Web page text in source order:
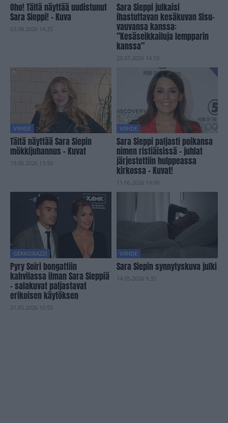
Oho! Tältä näyttää uudistunut
Sara Sieppi! – Kuva
03.08.2026 14.25
Sara Sieppi julkaisi
ihastuttavan kesäkuvan Sisu-
vauvansa kanssa:
”Kesäseikkailuja lempparin
kanssa”
20.07.2026 14.10
VIIHDE
Tältä näyttää Sara Siepin
mökkijuhannus – Kuvat
19.06.2026 13.50
VIIHDE
Sara Sieppi paljasti poikansa
nimen ristiäisissä – juhlat
järjestettiin hulppeassa
kirkossa – Kuvat!
11.06.2026 19.00
GEKKORAZZI
Pyry Soiri bongattiin
kahvilassa ilman Sara Sieppiä
– salakuvat paljastavat
erikoisen käytöksen
21.05.2026 10.55
VIIHDE
Sara Siepin synnytyskuva julki
14.05.2026 9.35